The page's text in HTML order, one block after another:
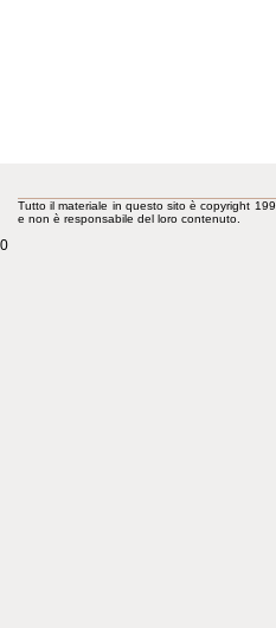
Tutto il materiale in questo sito è copyright
e non è responsabile del loro contenuto.
0